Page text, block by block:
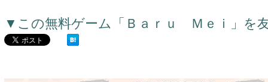
▼この無料ゲーム「Ｂａｒｕ Ｍｅｉ」を